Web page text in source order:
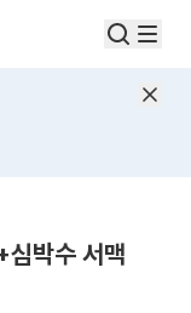
박수 서맥